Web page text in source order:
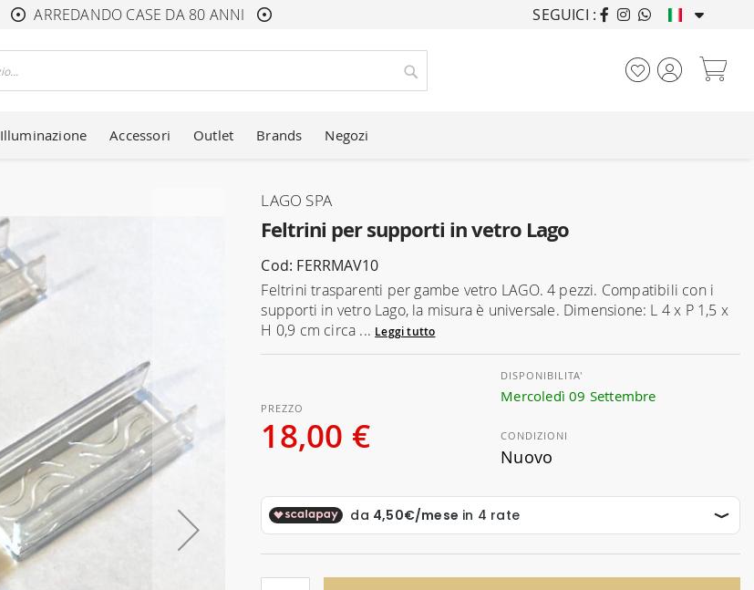
ARREDANDO CASE DA 80 ANNI ARREDANDO CASE
SEGUICI :
Cerca
Illuminazione Accessori Outlet Brands Negozi
Feltrini per supporti in vetro Lago
LAGO SPA
Cod: FERRMAV10
Feltrini trasparenti per gambe vetro LAGO. 4 pezzi. Compatibili con i
supporti in vetro Lago, la misura è universale. Dimensione: L 4 x P 1,5 x
H 0,9 cm circa ... Leggi tutto
18,00 €
DISPONIBILITA'
Mercoledì 09 Settembre
CONDIZIONI
Nuovo